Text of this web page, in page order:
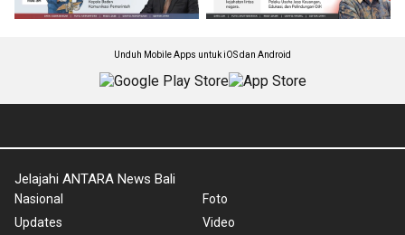
Unduh Mobile Apps untuk iOS dan Android
Jelajahi ANTARA News Bali
Nasional
Updates
Foto
Video